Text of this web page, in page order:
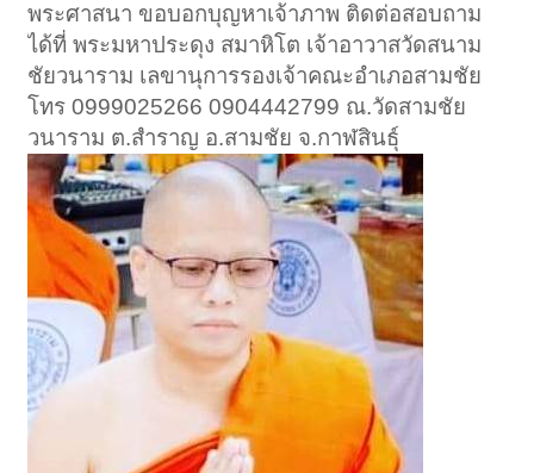
พระศาสนา ขอบอกบุญหาเจ้าภาพ ติดต่อสอบถาม
ได้ที่ พระมหาประดุง สมาหิโต เจ้าอาวาสวัดสนาม
ชัยวนาราม เลขานุการรองเจ้าคณะอำเภอสามชัย
โทร 0999025266 0904442799 ณ.วัดสามชัย
วนาราม ต.สำราญ อ.สามชัย จ.กาฬสินธุ์